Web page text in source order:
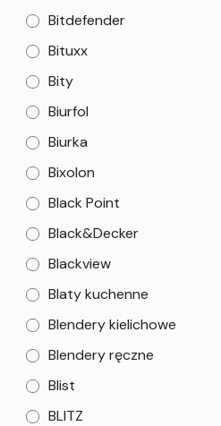
Bitdefender
Bituxx
Bity
Biurfol
Biurka
Bixolon
Black Point
Black&Decker
Blackview
Blaty kuchenne
Blendery kielichowe
Blendery ręczne
Blist
BLITZ